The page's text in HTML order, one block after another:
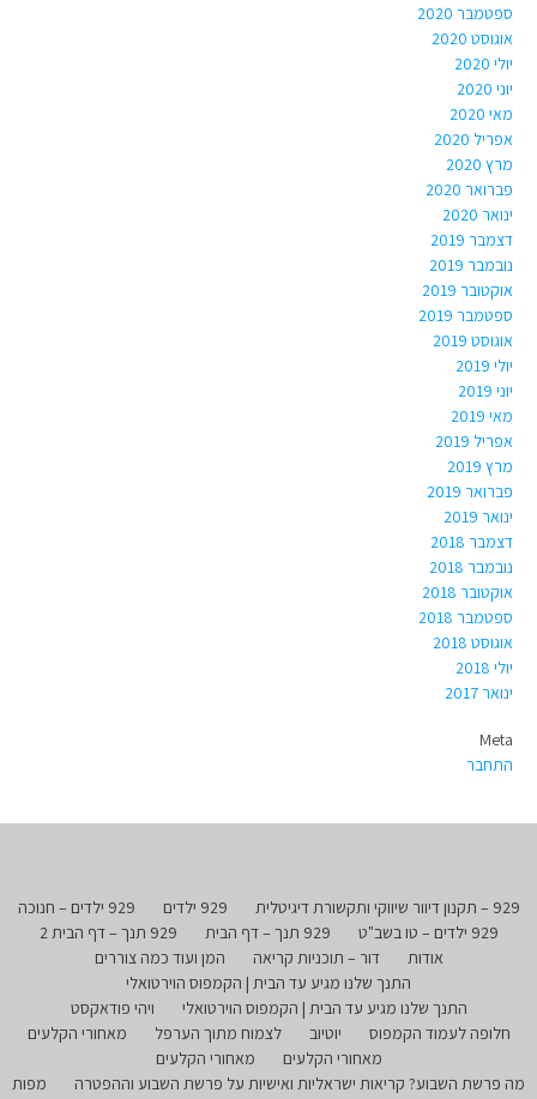
ספטמבר 2020
אוגוסט 2020
יולי 2020
יוני 2020
מאי 2020
אפריל 2020
מרץ 2020
פברואר 2020
ינואר 2020
דצמבר 2019
נובמבר 2019
אוקטובר 2019
ספטמבר 2019
אוגוסט 2019
יולי 2019
יוני 2019
מאי 2019
אפריל 2019
מרץ 2019
פברואר 2019
ינואר 2019
דצמבר 2018
נובמבר 2018
אוקטובר 2018
ספטמבר 2018
אוגוסט 2018
יולי 2018
ינואר 2017
Meta
התחבר
929 – תקנון דיוור שיווקי ותקשורת דיגיטלית 929 ילדים
929 ילדים – חנוכה
929 ילדים – טו בשב"ט
929 תנך – דף הבית
929 תנך – דף הבית 2
אודות
דור – תוכניות קריאה
המן ועוד כמה צוררים
התנך שלנו מגיע עד הבית | הקמפוס הוירטואלי
התנך שלנו מגיע עד הבית | הקמפוס הוירטואלי
ויהי פודאקסט
חלופה לעמוד הקמפוס
יוטיוב לצמוח מתוך הערפל
מאחורי הקלעים
מאחורי הקלעים
מאחורי הקלעים
מה פרשת השבוע? קריאות ישראליות ואישיות על פרשת השבוע וההפטרה
מפות